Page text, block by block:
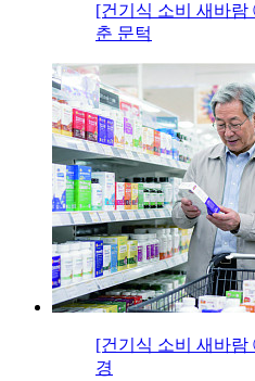
[건기식 소비 새바
춘 문턱
[건기식 소비 새바
경